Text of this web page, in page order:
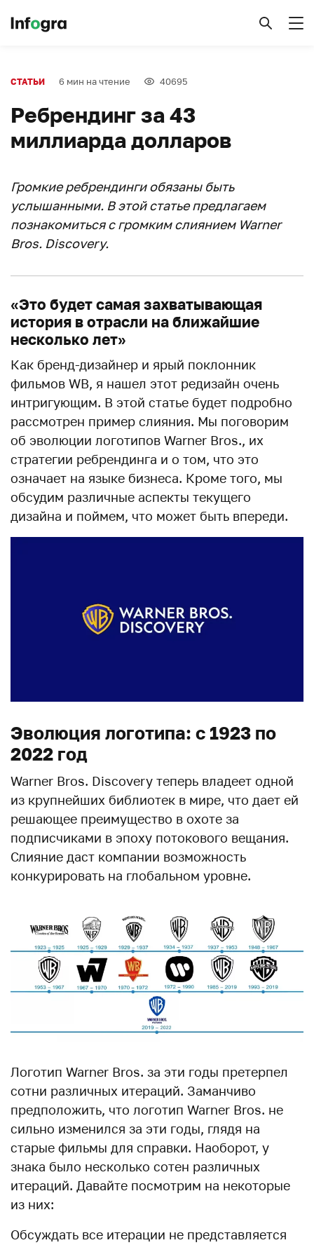
СТАТЬИ 6 мин на чтение 40695
Ребрендинг за 43
миллиарда долларов
Громкие ребрендинги обязаны быть
услышанными. В этой статье предлагаем
познакомиться с громким слиянием Warner
Bros. Discovery.
«Это будет самая захватывающая
история в отрасли на ближайшие
несколько лет»
Как бренд-дизайнер и ярый поклонник
фильмов WB, я нашел этот редизайн очень
интригующим. В этой статье будет подробно
рассмотрен пример слияния. Мы поговорим
об эволюции логотипов Warner Bros., их
стратегии ребрендинга и о том, что это
означает на языке бизнеса. Кроме того, мы
обсудим различные аспекты текущего
дизайна и поймем, что может быть впереди.
Эволюция логотипа: с 1923 по
2022 год
Warner Bros. Discovery теперь владеет одной
из крупнейших библиотек в мире, что дает ей
решающее преимущество в охоте за
подписчиками в эпоху потокового вещания.
Слияние даст компании возможность
конкурировать на глобальном уровне.
Логотип Warner Bros. за эти годы претерпел
сотни различных итераций. Заманчиво
предположить, что логотип Warner Bros. не
сильно изменился за эти годы, глядя на
старые фильмы для справки. Наоборот, у
знака было несколько сотен различных
итераций. Давайте посмотрим на некоторые
из них:
Обсуждать все итерации не представляется